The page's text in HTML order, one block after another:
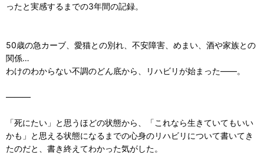
ったと実感するまでの3年間の記録。
50歳の急カーブ、愛猫との別れ、不安障害、めまい、酒や家族との
関係…
わけのわからない不調のどん底から、リハビリが始まった――。
―――
「死にたい」と思うほどの状態から、「これなら生きていてもいい
かも」と思える状態になるまでの心身のリハビリについて書いてき
たのだと、書き終えてわかった気がした。